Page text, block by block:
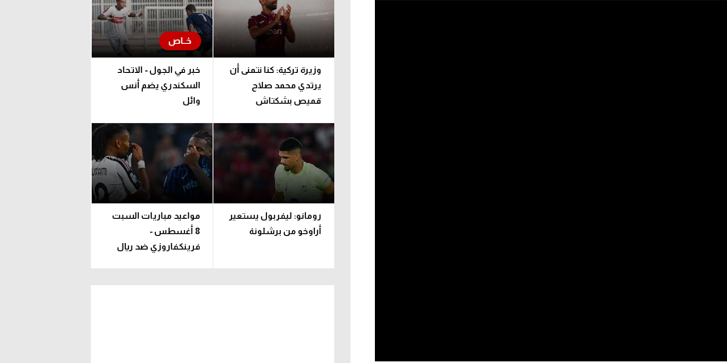
وزيرة تركية: كنا نتمنى أن
يرتدي محمد صلاح
قميص بشكتاش
خبر في الجول - الاتحاد
السكندري يضم أنس
وائل
رومانو: ليفربول يستعير
أراوخو من برشلونة
مواعيد مباريات السبت
8 أغسطس -
فرينكفاروزي ضد ريال